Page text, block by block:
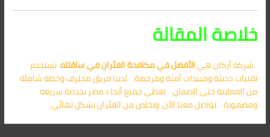
خلاصة المقالة
. شركة أركان هيالأفضل فيمكافحة الفئران في ساقلته. نستخدم
تقنيات حديثة ومبيدات آمنة ومرخصة. . لدينا فريق محترف وخطة شاملة
من المعاينة حتى الضمان. . نغطي جميع أنحاء مصر بخدمة سريعة
ومضمونة. . تواصل معنا الآن، وتخلص من الفئران بشكل نهائي.